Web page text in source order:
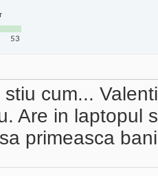
53
cum...
Are in laptopul
primeasca